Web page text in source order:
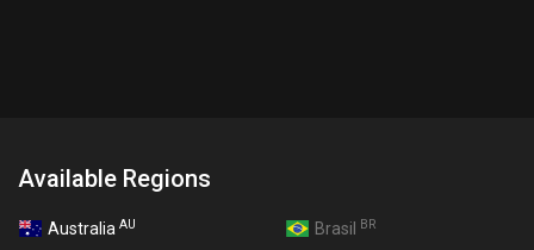
Available Regions
Australia AU Brasil BR